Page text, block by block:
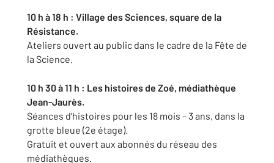
10 h à 18 h : Village des Sciences, square de la
Résistance.
Ateliers ouvert au public dans le cadre de la Fête de
la Science.
10 h 30 à 11 h : Les histoires de Zoé, médiathèque
Jean-Jaurès.
Séances d’histoires pour les 18 mois – 3 ans, dans la
grotte bleue (2e étage).
Gratuit et ouvert aux abonnés du réseau des
médiathèques.